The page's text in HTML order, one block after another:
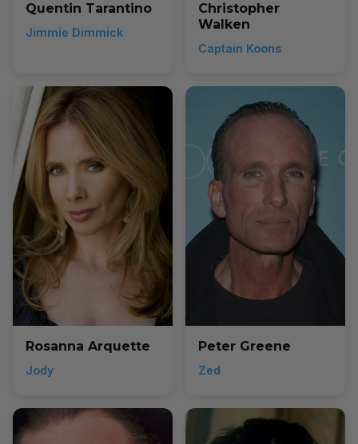
Quentin Tarantino
Jimmie Dimmick
Christopher
Walken
Captain Koons
Rosanna Arquette
Jody
Peter Greene
Zed